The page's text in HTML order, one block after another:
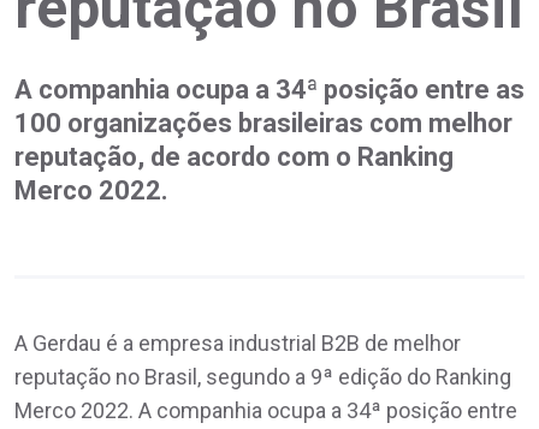
A companhia ocupa a 34ª posição entre as
100 organizações brasileiras com melhor
reputação, de acordo com o Ranking
Merco 2022.
A Gerdau é a empresa industrial B2B de melhor
reputação no Brasil, segundo a 9ª edição do Ranking
Merco 2022. A companhia ocupa a 34ª posição entre